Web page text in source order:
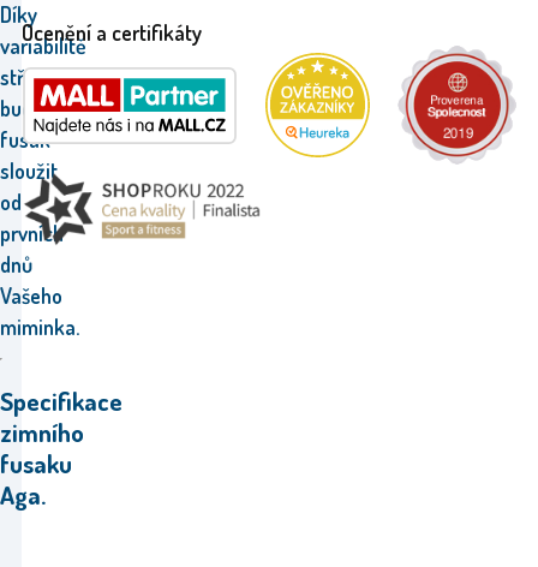
Díky
variabilitě
střihu,
bude
fusak
sloužit
od
prvních
dnů
Vašeho
miminka.
Specifikace
zimního
fusaku
Aga.
Ocenění a certifikáty